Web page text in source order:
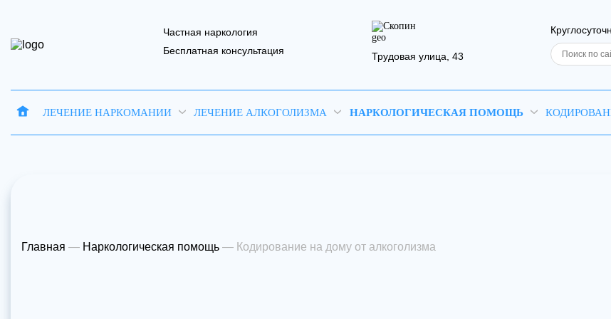
Частная наркология
Бесплатная консультация
Скопин
Трудовая улица, 43
ЛЕЧЕНИЕ НАРКОМАНИИ ЛЕЧЕНИЕ АЛКОГОЛИЗМА НАРКОЛОГИЧЕСКАЯ ПОМОЩЬ
Главная — Наркологическая помощь — Кодирование на дому от алкоголизма
Ваша заявка